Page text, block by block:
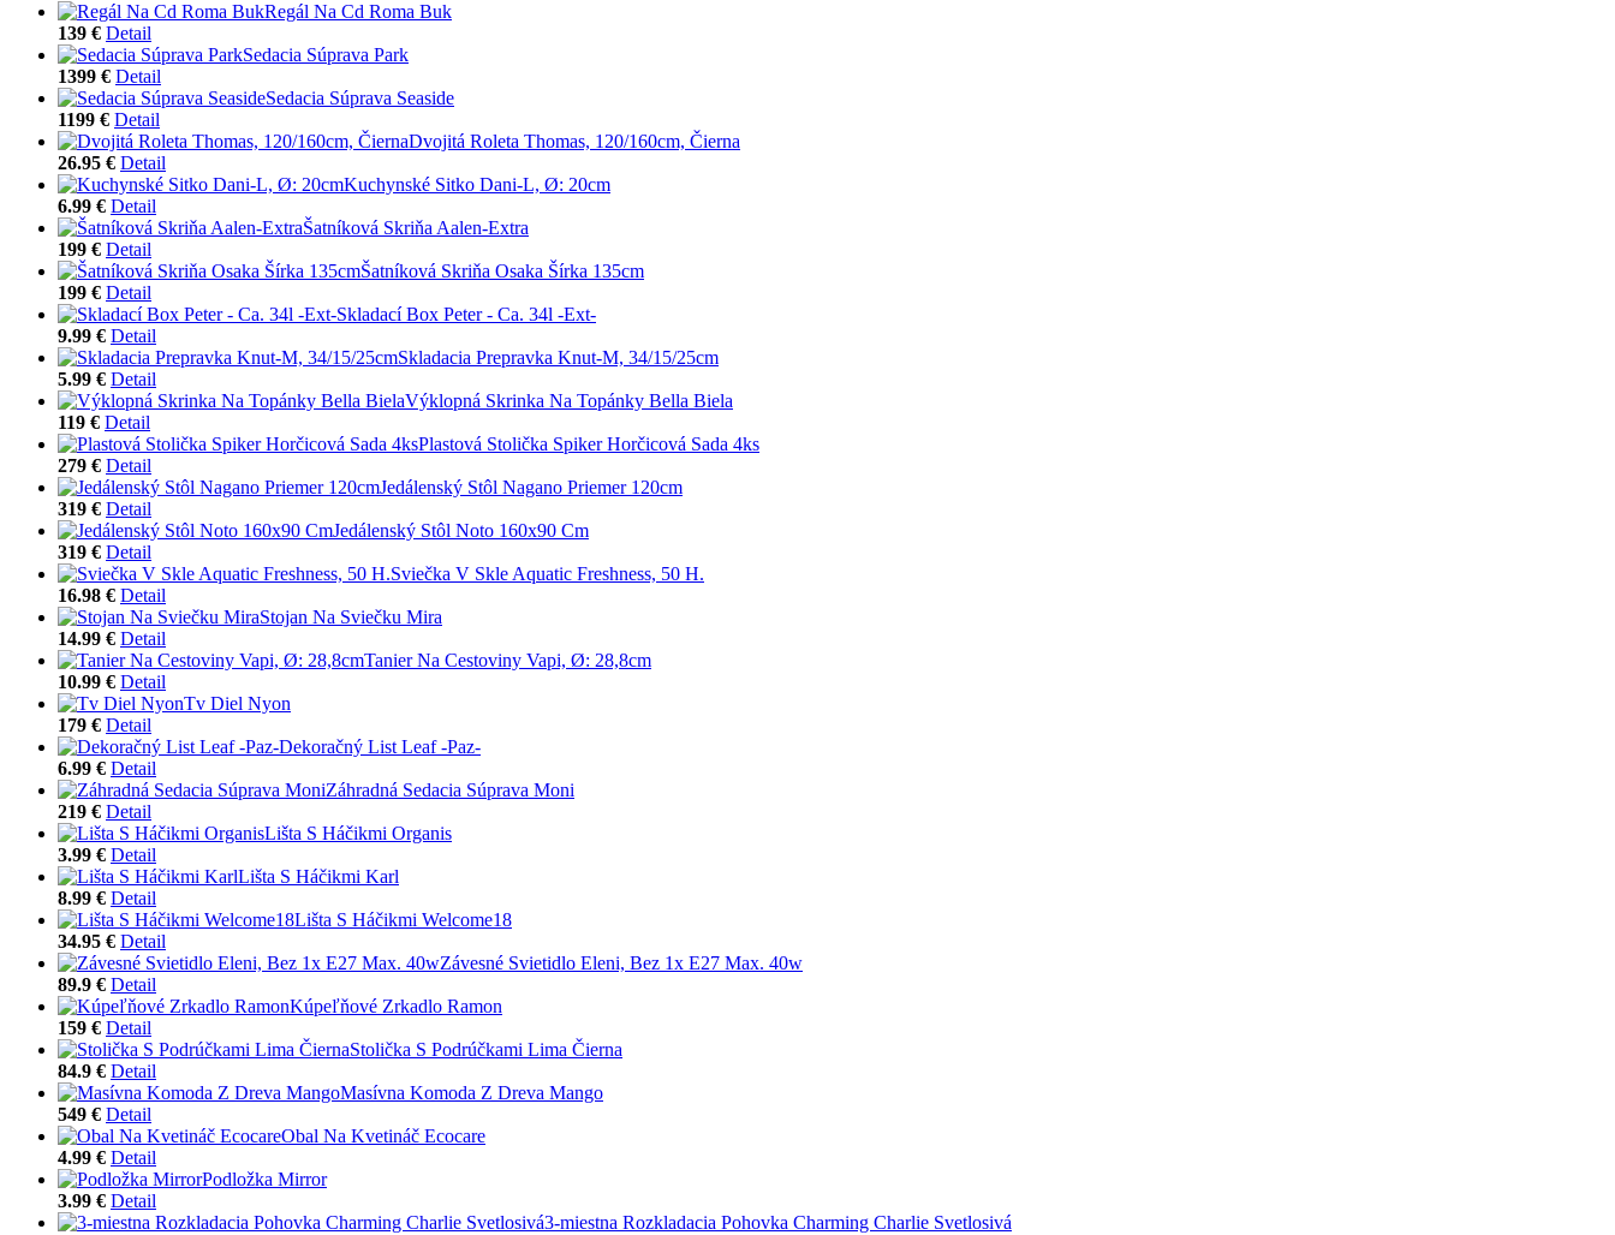
Regál Na Cd Roma Buk
139 € Detail
Sedacia Súprava Park
1399 € Detail
Sedacia Súprava Seaside
1199 € Detail
Dvojitá Roleta Thomas, 120/160cm, Čierna
26.95 € Detail
Kuchynské Sitko Dani-L, Ø: 20cm
6.99 € Detail
Šatníková Skriňa Aalen-Extra
199 € Detail
Šatníková Skriňa Osaka Šírka 135cm
199 € Detail
Skladací Box Peter - Ca. 34l -Ext-
9.99 € Detail
Skladacia Prepravka Knut-M, 34/15/25cm
5.99 € Detail
Výklopná Skrinka Na Topánky Bella Biela
119 € Detail
Plastová Stolička Spiker Horčicová Sada 4ks
279 € Detail
Jedálenský Stôl Nagano Priemer 120cm
319 € Detail
Jedálenský Stôl Noto 160x90 Cm
319 € Detail
Sviečka V Skle Aquatic Freshness, 50 H.
16.98 € Detail
Stojan Na Sviečku Mira
14.99 € Detail
Tanier Na Cestoviny Vapi, Ø: 28,8cm
10.99 € Detail
Tv Diel Nyon
179 € Detail
Dekoračný List Leaf -Paz-
6.99 € Detail
Záhradná Sedacia Súprava Moni
219 € Detail
Lišta S Háčikmi Organis
3.99 € Detail
Lišta S Háčikmi Karl
8.99 € Detail
Lišta S Háčikmi Welcome18
34.95 € Detail
Závesné Svietidlo Eleni, Bez 1x E27 Max. 40w
89.9 € Detail
Kúpeľňové Zrkadlo Ramon
159 € Detail
Stolička S Podrúčkami Lima Čierna
84.9 € Detail
Masívna Komoda Z Dreva Mango
549 € Detail
Obal Na Kvetináč Ecocare
4.99 € Detail
Podložka Mirror
3.99 € Detail
3-miestna Rozkladacia Pohovka Charming Charlie Svetlosivá